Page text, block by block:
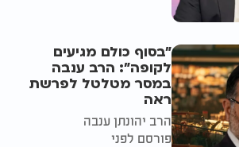
"בסוף כולם מגיעים
לקופה": הרב ענבה
במסר מטלטל לפרשת
ראה
הרב יהונתן ענבה
פורסם לפני